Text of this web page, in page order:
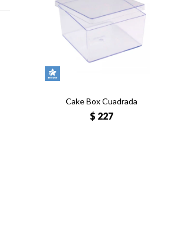
Cake Box Cuadrada
$ 227